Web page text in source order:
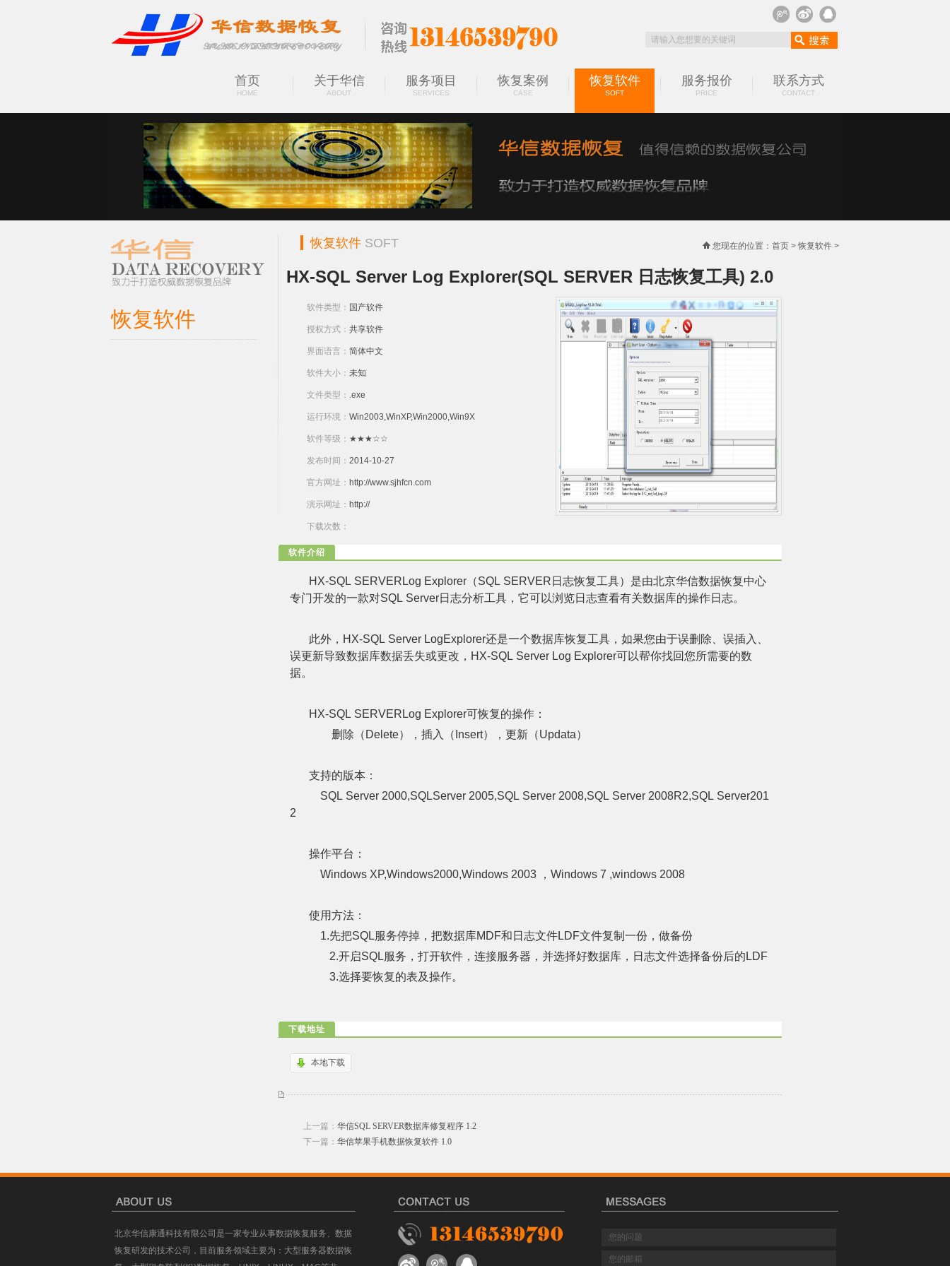
首页
HOME
关于华信
ABOUT
服务项目
SERVICES
恢复案例
CASE
恢复软件
SOFT
服务报价
PRICE
联系方式
CONTACT
恢复软件
恢复软件 SOFT 您现在的位置： 首页> 恢复软件>
HX-SQL Server Log Explorer(SQL SERVER 日志恢复工具) 2.0
软件类型： 国产软件
授权方式： 共享软件
界面语言： 简体中文
软件大小： 未知
文件类型： .exe
运行环境： Win2003,WinXP,Win2000,Win9X
软件等级： ★★★☆☆
发布时间： 2014-10-27
官方网址： http://www.sjhfcn.com
演示网址： http://
下载次数：
软件介绍
HX-SQL SERVERLog Explorer（SQL SERVER 日志恢复工具）是由北京华信数据恢复中心
专门开发的一款对SQL Server日志分析工具，它可以浏览日志查看有关数据库的操作日志。
此外， HX-SQL Server LogExplorer还是一个数据库恢复工具，如果您由于误删除、误插入、
误更新导致数据库数据丢失或更改， HX-SQL Server Log Explorer可以帮你找回您所需要的数
据。
HX-SQL SERVERLog Explorer可恢复的操作：
删除（ Delete），插入（ Insert），更新（Updata）
支持的版本：
SQL Server 2000,SQLServer 2005,SQL Server 2008,SQL Server 2008R2,SQL Server201
2
操作平台：
Windows XP,Windows2000,Windows 2003
， Windows 7 ,windows 2008
使用方法：
1.先把SQL服务停掉，把数据库MDF和日志文件LDF文件复制一份，做备份
2.开启SQL服务，打开软件，连接服务器，并选择好数据库，日志文件选择备份后的 LDF
3.选择要恢复的表及操作。
下载地址
本地下载
上一篇： 华信SQL SERVER数据库修复程序 1.2
下一篇： 华信苹果手机数据恢复软件 1.0
北京华信康通科技有限公司是一家专业从事数据恢复服务、数据
恢复研发的技术公司，目前服务领域主要为：大型服务器数据恢